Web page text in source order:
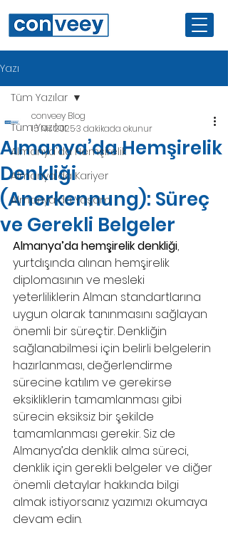
Yazı
Tüm Yazılar
Almanya'da Hemşirelik
Almanya'da Kariyer
Almanya'da Yaşam
Tüm Yazılar
Almanya’da Hemşirelik
Denkliği
(Anerkennung): Süreç
ve Gerekli Belgeler
conveey Blog
15 Nis 20253 dakikada okunur
Almanya’da hemşirelik denkliği,
yurtdışında alınan hemşirelik
diplomasının ve mesleki
yeterliliklerin Alman standartlarına
uygun olarak tanınmasını sağlayan
önemli bir süreçtir. Denkliğin
sağlanabilmesi için belirli belgelerin
hazırlanması, değerlendirme
sürecine katılım ve gerekirse
eksikliklerin tamamlanması gibi
sürecin eksiksiz bir şekilde
tamamlanması gerekir. Siz de
Almanya’da denklik alma süreci,
denklik için gerekli belgeler ve diğer
önemli detaylar hakkında bilgi
almak istiyorsanız yazımızı okumaya
devam edin.